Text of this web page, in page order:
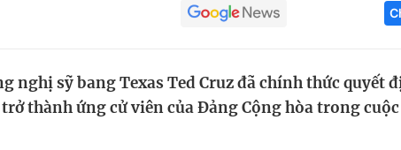
sống
Học trực tuyến
Công
Sản
nghị sỹ bang Texas Ted Cruz đã chính thức quyết
thành ứng cử viên của Đảng Cộng hòa trong